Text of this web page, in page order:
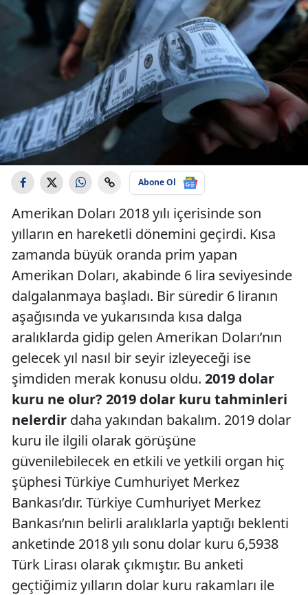
Abone Ol
Amerikan Doları 2018 yılı içerisinde son
yılların en hareketli dönemini geçirdi. Kısa
zamanda büyük oranda prim yapan
Amerikan Doları, akabinde 6 lira seviyesinde
dalgalanmaya başladı. Bir süredir 6 liranın
aşağısında ve yukarısında kısa dalga
aralıklarda gidip gelen Amerikan Doları’nın
gelecek yıl nasıl bir seyir izleyeceği ise
şimdiden merak konusu oldu. 2019 dolar
kuru ne olur? 2019 dolar kuru tahminleri
nelerdir daha yakından bakalım. 2019 dolar
kuru ile ilgili olarak görüşüne
güvenilebilecek en etkili ve yetkili organ hiç
şüphesi Türkiye Cumhuriyet Merkez
Bankası’dır. Türkiye Cumhuriyet Merkez
Bankası’nın belirli aralıklarla yaptığı beklenti
anketinde 2018 yılı sonu dolar kuru 6,5938
Türk Lirası olarak çıkmıştır. Bu anketi
geçtiğimiz yılların dolar kuru rakamları ile